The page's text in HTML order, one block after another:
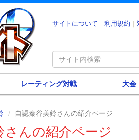
サイトについて 利用規約
レーティング対戦 大会
自認秦谷美鈴さんの紹介ページ
さんの紹介ページ